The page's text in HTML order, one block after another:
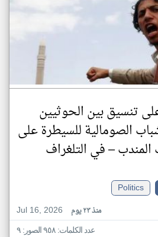
تنسيق بين الحوثيين
الصومالية للسيطرة على
– في التلغراف
Politics
Jul 16, 2026
منذ ٢٣ يوم
عدد الكلمات: ٩٥٨ الصور: ٩